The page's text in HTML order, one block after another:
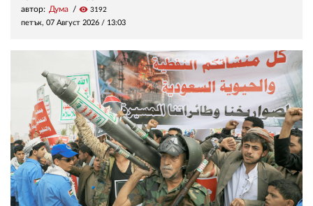
автор: Дума visibility 3192
петък, 07 Август 2026 / 13:03